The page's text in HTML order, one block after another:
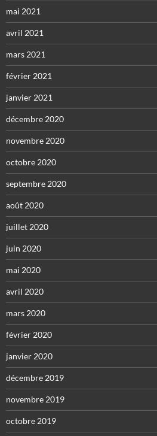
mai 2021
avril 2021
mars 2021
février 2021
janvier 2021
décembre 2020
novembre 2020
octobre 2020
septembre 2020
août 2020
juillet 2020
juin 2020
mai 2020
avril 2020
mars 2020
février 2020
janvier 2020
décembre 2019
novembre 2019
octobre 2019